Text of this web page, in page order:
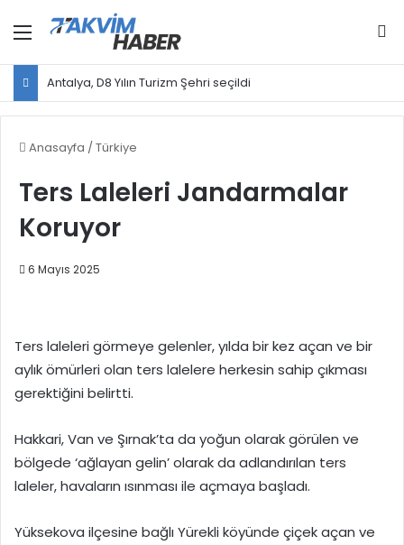
Menü
Antalya, D8 Yılın Turizm Şehri seçildi
Anasayfa / Türkiye
Ters Laleleri Jandarmalar
Koruyor
6 Mayıs 2025
Ters laleleri görmeye gelenler, yılda bir kez açan ve bir
aylık ömürleri olan ters lalelere herkesin sahip çıkması
gerektiğini belirtti.
Hakkari, Van ve Şırnak’ta da yoğun olarak görülen ve
bölgede ‘ağlayan gelin’ olarak da adlandırılan ters
laleler, havaların ısınması ile açmaya başladı.
Yüksekova ilçesine bağlı Yürekli köyünde çiçek açan ve